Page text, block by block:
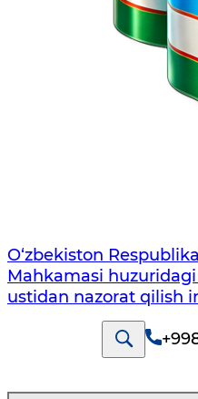
O‘zbekiston
Mahkamasi
ustidan nazorat qilish